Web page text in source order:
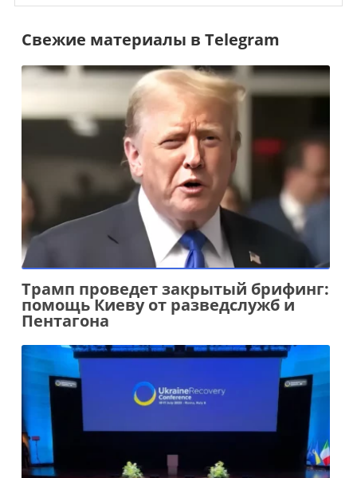
Свежие материалы в Telegram
Трамп проведет закрытый брифинг:
помощь Киеву от разведслужб и
Пентагона